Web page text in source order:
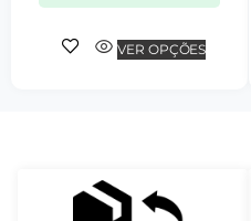
VER OPÇÕES